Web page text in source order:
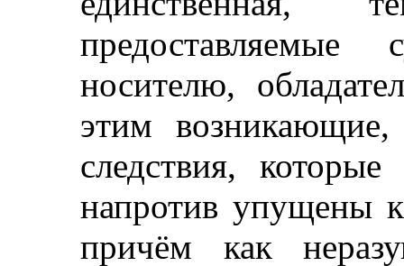
носителю,
этим возникающие,
следствия,
напротив упущены
причём как